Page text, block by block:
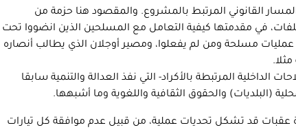
والمتوقع رسميا في 2026 هو المسار القانوني المرتبط بالمشروع. والمقصود هنا حزمة من
في مقدمتها كيفية التعامل مع المسلحين الذين انضووا تحت
عمليات مسلحة ومن لم يفعلوا، ومصير أوجلان الذي يطالب أنصاره
الداخلية المرتبطة بالأكراد- التي نفذ العدالة والتنمية سابقا
(البلديات) والحقوق الثقافية واللغوية وما أشبهها.
عقبات قد تشكل تحديات عملية، من قبيل عدم موافقة كل تيارات